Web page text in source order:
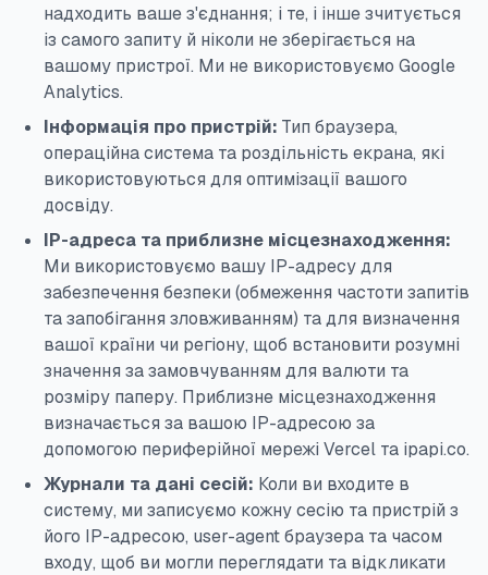
надходить ваше з'єднання; і те, і інше зчитується
із самого запиту й ніколи не зберігається на
вашому пристрої. Ми не використовуємо Google
Analytics.
Інформація про пристрій: Тип браузера,
операційна система та роздільність екрана, які
використовуються для оптимізації вашого
досвіду.
IP-адреса та приблизне місцезнаходження:
Ми використовуємо вашу IP-адресу для
забезпечення безпеки (обмеження частоти запитів
та запобігання зловживанням) та для визначення
вашої країни чи регіону, щоб встановити розумні
значення за замовчуванням для валюти та
розміру паперу. Приблизне місцезнаходження
визначається за вашою IP-адресою за
допомогою периферійної мережі Vercel та ipapi.co.
Журнали та дані сесій: Коли ви входите в
систему, ми записуємо кожну сесію та пристрій з
його IP-адресою, user-agent браузера та часом
входу, щоб ви могли переглядати та відкликати